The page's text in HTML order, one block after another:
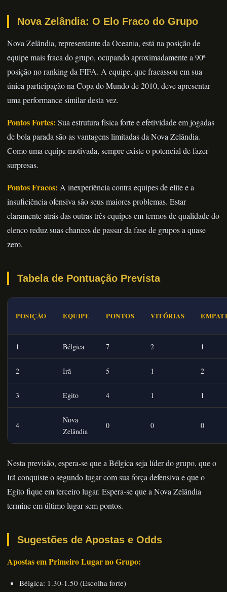
Nova Zelândia: O Elo Fraco do Grupo
Nova Zelândia, representante da Oceania, está na posição de
equipe mais fraca do grupo, ocupando aproximadamente a 90ª
posição no ranking da FIFA. A equipe, que fracassou em sua
única participação na Copa do Mundo de 2010, deve apresentar
uma performance similar desta vez.
Pontos Fortes: Sua estrutura física forte e efetividade em jogadas
de bola parada são as vantagens limitadas da Nova Zelândia.
Como uma equipe motivada, sempre existe o potencial de fazer
surpresas.
Pontos Fracos: A inexperiência contra equipes de elite e a
insuficiência ofensiva são seus maiores problemas. Estar
claramente atrás das outras três equipes em termos de qualidade do
elenco reduz suas chances de passar da fase de grupos a quase
zero.
Tabela de Pontuação Prevista
POSIÇÃO EQUIPE PONTOS VITÓRIAS
1 Bélgica 7 2 1
2 Irã 5 1 2
3 Egito 4 1 1
4
Nova
Zelândia
0 0 0
Nesta previsão, espera-se que a Bélgica seja líder do grupo, que o
Irã conquiste o segundo lugar com sua força defensiva e que o
Egito fique em terceiro lugar. Espera-se que a Nova Zelândia
termine em último lugar sem pontos.
Sugestões de Apostas e Odds
Apostas em Primeiro Lugar no Grupo:
Bélgica: 1.30-1.50 (Escolha forte)